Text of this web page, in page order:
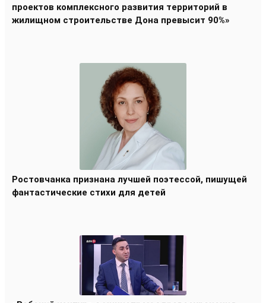
проектов комплексного развития территорий в
жилищном строительстве Дона превысит 90%»
Ростовчанка признана лучшей поэтессой, пишущей
фантастические стихи для детей